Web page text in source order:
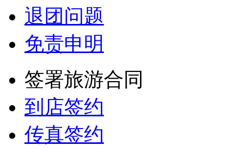
退团问题
免责申明
签署旅游合同
到店签约
传真签约